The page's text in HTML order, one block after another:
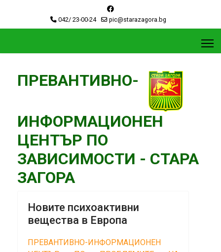
042/ 23-00-24 pic@starazagora.bg
ПРЕВАНТИВНО-
ИНФОРМАЦИОНЕН
ЦЕНТЪР ПО
ЗАВИСИМОСТИ - СТАРА
ЗАГОРА
Новите психоактивни
вещества в Европа
ПРЕВАНТИВНО-ИНФОРМАЦИОНЕН